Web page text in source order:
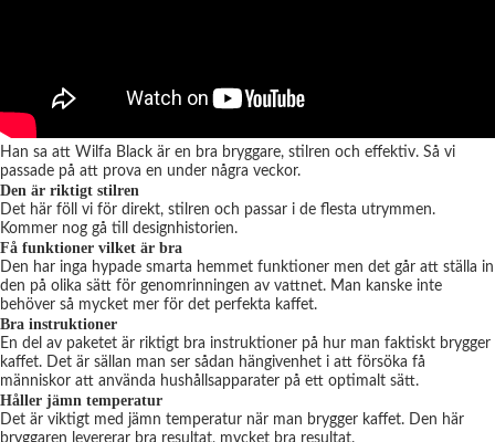
Han sa att Wilfa Black är en bra bryggare, stilren och effektiv. Så vi
passade på att prova en under några veckor.
Den är riktigt stilren
Det här föll vi för direkt, stilren och passar i de flesta utrymmen.
Kommer nog gå till designhistorien.
Få funktioner vilket är bra
Den har inga hypade smarta hemmet funktioner men det går att ställa in
den på olika sätt för genomrinningen av vattnet. Man kanske inte
behöver så mycket mer för det perfekta kaffet.
Bra instruktioner
En del av paketet är riktigt bra instruktioner på hur man faktiskt brygger
kaffet. Det är sällan man ser sådan hängivenhet i att försöka få
människor att använda hushållsapparater på ett optimalt sätt.
Håller jämn temperatur
Det är viktigt med jämn temperatur när man brygger kaffet. Den här
bryggaren levererar bra resultat, mycket bra resultat.